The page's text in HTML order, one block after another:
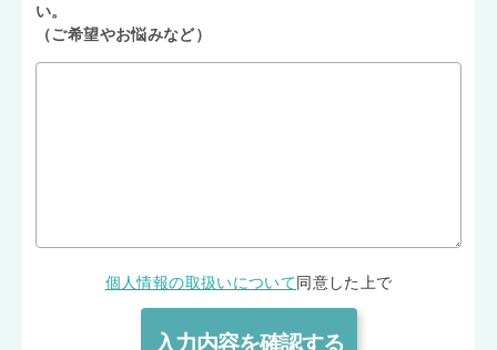
い。
（ご希望やお悩みなど）
個人情報の取扱いについて 同意した上で